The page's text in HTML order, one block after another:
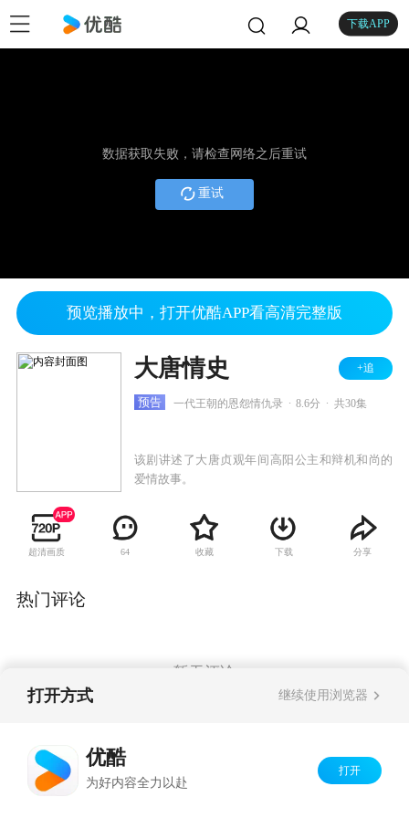
下载APP
数据获取失败，请检查网络之后重试
重试
预览播放中，打开优酷APP看高清完整版
大唐情史 +追
预告 一代王朝的恩怨情仇录 8.6分 共30集
该剧讲述了大唐贞观年间高阳公主和辩机和尚的
爱情故事。
超清画质 64 收藏 下载 分享
热门评论
暂无评论
打开方式 继续使用浏览器
优酷
为好内容全力以赴
打开